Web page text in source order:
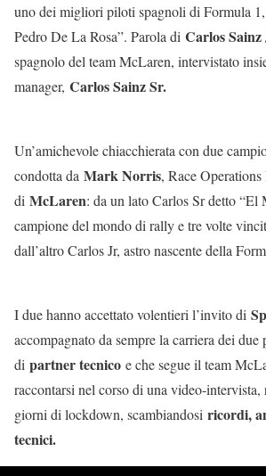
uno dei migliori piloti spagnoli di Formula
Pedro De La Rosa”. Parola di Carlos
spagnolo del team McLaren, intervistato
manager, Carlos Sainz Sr.
Un’amichevole chiacchierata con due
condotta da Mark Norris, Race
di McLaren: da un lato Carlos Sr detto “El
campione del mondo di rally e tre volte
dall’altro Carlos Jr, astro nascente della
I due hanno accettato volentieri l’invito di
accompagnato da sempre la carriera dei
di partner tecnico e che segue il team
raccontarsi nel corso di una video-intervista,
giorni di lockdown, scambiandosi ricordi,
tecnici.